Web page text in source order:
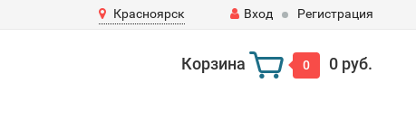
Красноярск Вход Регистрация
Корзина 0 0 руб.